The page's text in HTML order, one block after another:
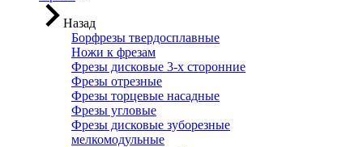
Назад
Борфрезы твердосплавные
Ножи к фрезам
Фрезы дисковые 3-х сторонние
Фрезы отрезные
Фрезы торцевые насадные
Фрезы угловые
Фрезы дисковые зуборезные
мелкомодульные